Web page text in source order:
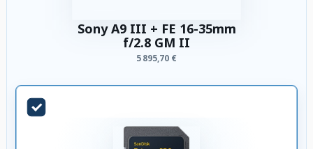
Sony A9 III + FE 16-35mm
f/2.8 GM II
5 895,70 €